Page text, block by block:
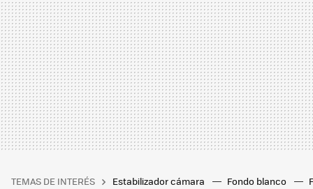
TEMAS DE INTERÉS Estabilizador cámara Fondo blanco